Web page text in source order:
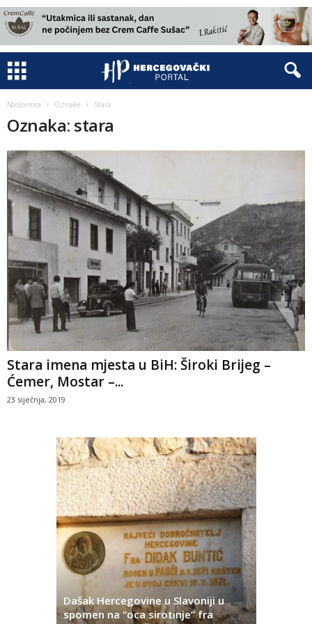
Naslovnica Oznake Stara
Oznaka: stara
Stara imena mjesta u BiH: Široki Brijeg –
Ćemer, Mostar –...
23 siječnja, 2019
Dašak Hercegovine u Slavoniji u
spomen na “oca sirotinje” fra